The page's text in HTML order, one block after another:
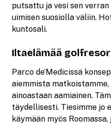
putsattu ja vesi sen
uimisen suosiolla väliin.
kuntosali.
Iltaelämää
Parco de’Medicissä
aiemmista
ainoastaan aamiainen.
täydellisesti. Tiesimme jo
käymään myös